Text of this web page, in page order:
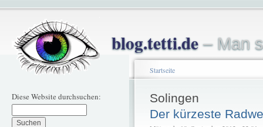
blog.tetti.de– Man
Diese Website durchsuchen:
Startseite
Solingen
Der kürzeste